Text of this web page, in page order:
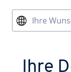
Ihre
Ihre